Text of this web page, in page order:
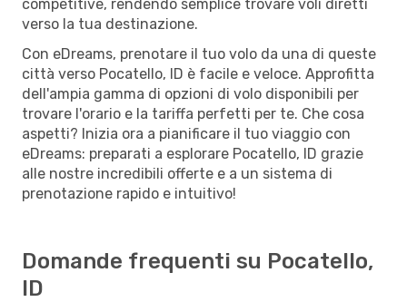
competitive, rendendo semplice trovare voli diretti
verso la tua destinazione.
Con eDreams, prenotare il tuo volo da una di queste
città verso Pocatello, ID è facile e veloce. Approfitta
dell'ampia gamma di opzioni di volo disponibili per
trovare l'orario e la tariffa perfetti per te. Che cosa
aspetti? Inizia ora a pianificare il tuo viaggio con
eDreams: preparati a esplorare Pocatello, ID grazie
alle nostre incredibili offerte e a un sistema di
prenotazione rapido e intuitivo!
Domande frequenti su Pocatello,
ID